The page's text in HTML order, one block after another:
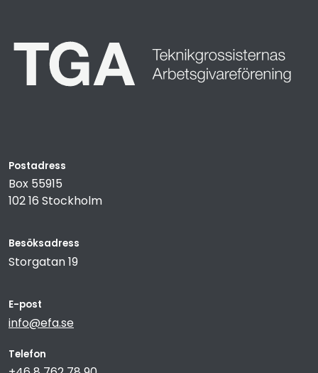
Postadress
Box 55915
102 16 Stockholm
Besöksadress
Storgatan 19
E-post
info@efa.se
Telefon